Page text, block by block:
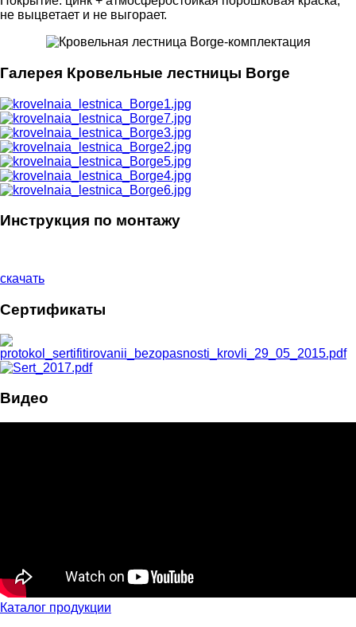
не выцветает и не выгорает.
Галерея Кровельные лестницы Borge
Инструкция по монтажу
скачать
Сертификаты
Видео
Каталог продукции